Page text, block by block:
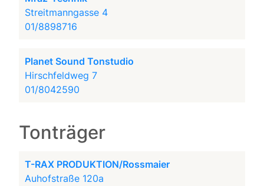
Streitmanngasse 4
01/8898716
Planet Sound Tonstudio
Hirschfeldweg 7
01/8042590
Tonträger
T-RAX PRODUKTION/Rossmaier
Auhofstraße 120a